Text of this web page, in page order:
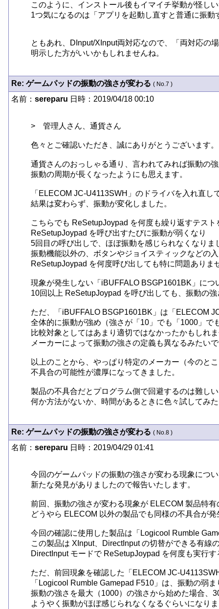
このように、インストール後もイマイチ挙動が怪し
1つ気になるのは「アプリを起動し直すと普通に振
ともあれ、DInput/XInput両対応なので、「両対応の
明示した方がいいかもしれませんね。
Re: ゲームパッドの振動の強さが変わる ( No.7 )
名前： sereparu 日時：2019/04/18 00:10
>　管理人さん、通貨さん
色々とご確認いただき、誠にありがとうございます。
通貨さんのおっしゃる通り、言われてみれば振動の
振動の周期が長くなったようにも思えます。
「ELECOM JC-U4113SWH」のドライバを入れ直し
結果は変わらず、振動が変化しました。
こちらでも ReSetupJoypad を何度も繰り返すテス
ReSetupJoypad を呼び出すたびに振動が弱くなり
5回目の呼び出しで、ほぼ振動を感じられなくなりま
振動機能以外の、ボタンやジョイスティックなどの
ReSetupJoypad を何度呼び出しても特に問題ありま
現象が発生しない「iBUFFALO BSGP1601BK」につ
10回以上 ReSetupJoypad を呼び出しても、振動の
ただ、「iBUFFALO BSGP1601BK」は「ELECOM
全体的に振動が強め（強さが「10」でも「1000」で
比較対象としてはあまり適切ではなかったかもしれ
メーカーによって振動の強さの定義も異なるみたい
以上のことから、やっぱり特定のメーカー（今のと
不具合の可能性が濃厚になってきました。
製品の不具合だとプログラム側で回避するのは難し
何か方法がないか、時間があるときに色々試してみ
Re: ゲームパッドの振動の強さが変わる ( No.8 )
名前： sereparu 日時：2019/04/29 01:41
今回のゲームパッドの振動の強さが変わる現象につ
新たな発見がありましたので報告いたします。
前回、振動の強さが変わる現象が ELECOM 製品特
どうやら ELECOM 以外の製品でも同様の不具合が
今回の確認に使用した製品は「Logicool Rumble
この製品は XInput、DirectInput の切替ができる有線
DirectInput モードで ReSetupJoypad を何度も実行
ただ、前回現象を確認した「ELECOM JC-
「Logicool Rumble Gamepad F510」は、振動の弱
振動の強さを最大（1000）の強さから始めた場合、
ようやく振動がほぼ感じられなくなるぐらいになり